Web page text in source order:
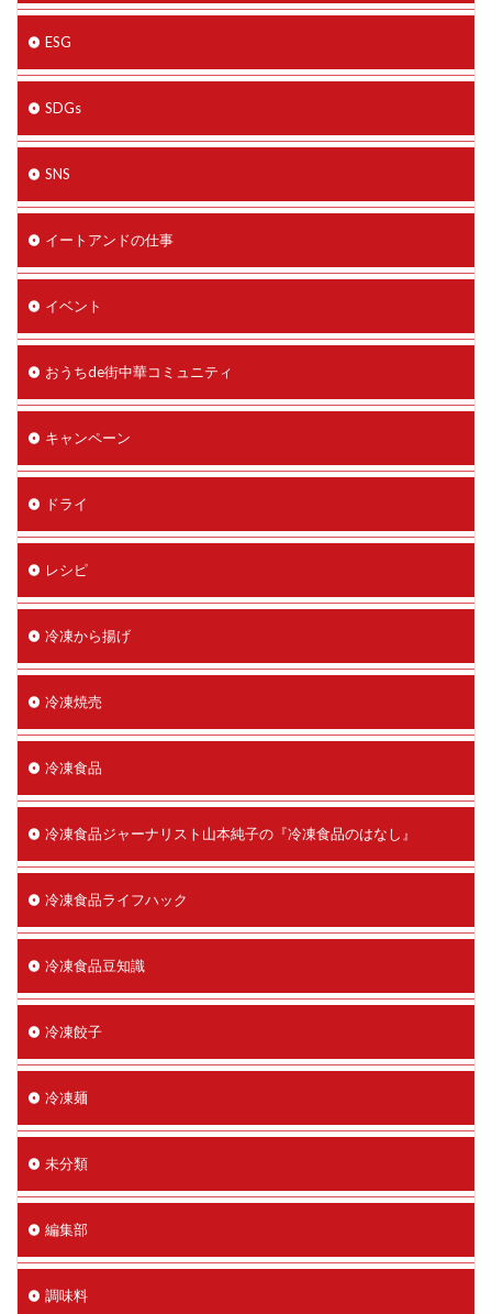
ESG
SDGs
SNS
イートアンドの仕事
イベント
おうちde街中華コミュニティ
キャンペーン
ドライ
レシピ
冷凍から揚げ
冷凍焼売
冷凍食品
冷凍食品ジャーナリスト山本純子の『冷凍食品のはなし』
冷凍食品ライフハック
冷凍食品豆知識
冷凍餃子
冷凍麺
未分類
編集部
調味料